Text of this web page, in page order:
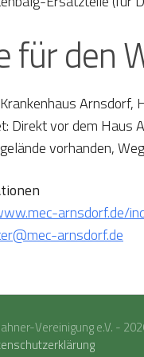
für den
Direkt vor dem Haus
vorhanden,
arnsdorf.de/
arnsdorf.de
Vereinigung e.V. -